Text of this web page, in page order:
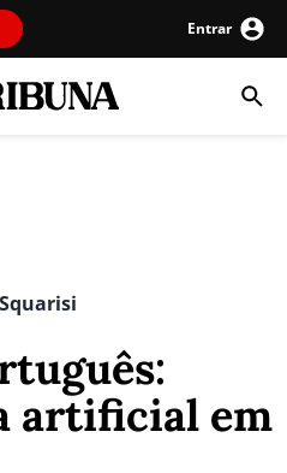
Entrar
artificial em